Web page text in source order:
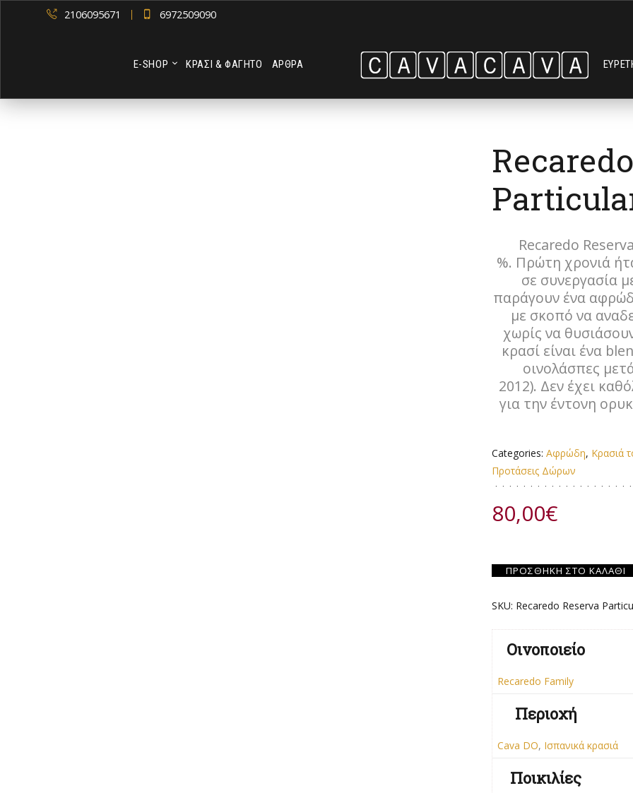
2106095671 6972509090
Ε-SHOP ΚΡΑΣΙ & ΦΑΓΗΤΟ ΑΡΘΡΑ
Recaredo
%. Πρώτη χρονιά
σε συνεργασία
παράγουν ένα
με σκοπό να
χωρίς να
κρασί είναι ένα
οινολάσπες
2012). Δεν έχει
για την έντονη
Categories:Αφρώδη, Κρασιά
Προτάσεις Δώρων
80,00€
ΠΡΟΣΘΉΚΗ ΣΤΟ ΚΑΛΆΘΙ
SKU: Recaredo Reserva
Οινοποιείο
Recaredo Family
Περιοχή
Cava DO, Ισπανικά κρασιά
Ποικιλίες